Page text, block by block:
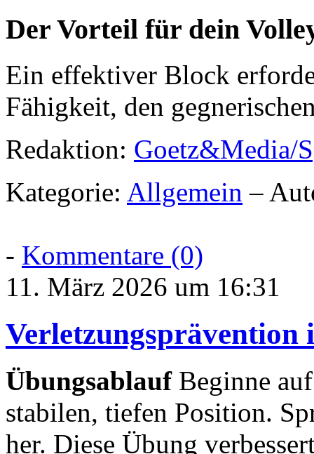
Der Vorteil für dein
Ein effektiver Block
Fähigkeit, den
Redaktion: Goetz&Media/
Kategorie: Allgemein –
- Kommentare (0)
11. März 2026 um 16:31
Verletzungsprävention
ÜbungsablaufBeginne
stabilen, tiefen Position.
her. Diese Übung